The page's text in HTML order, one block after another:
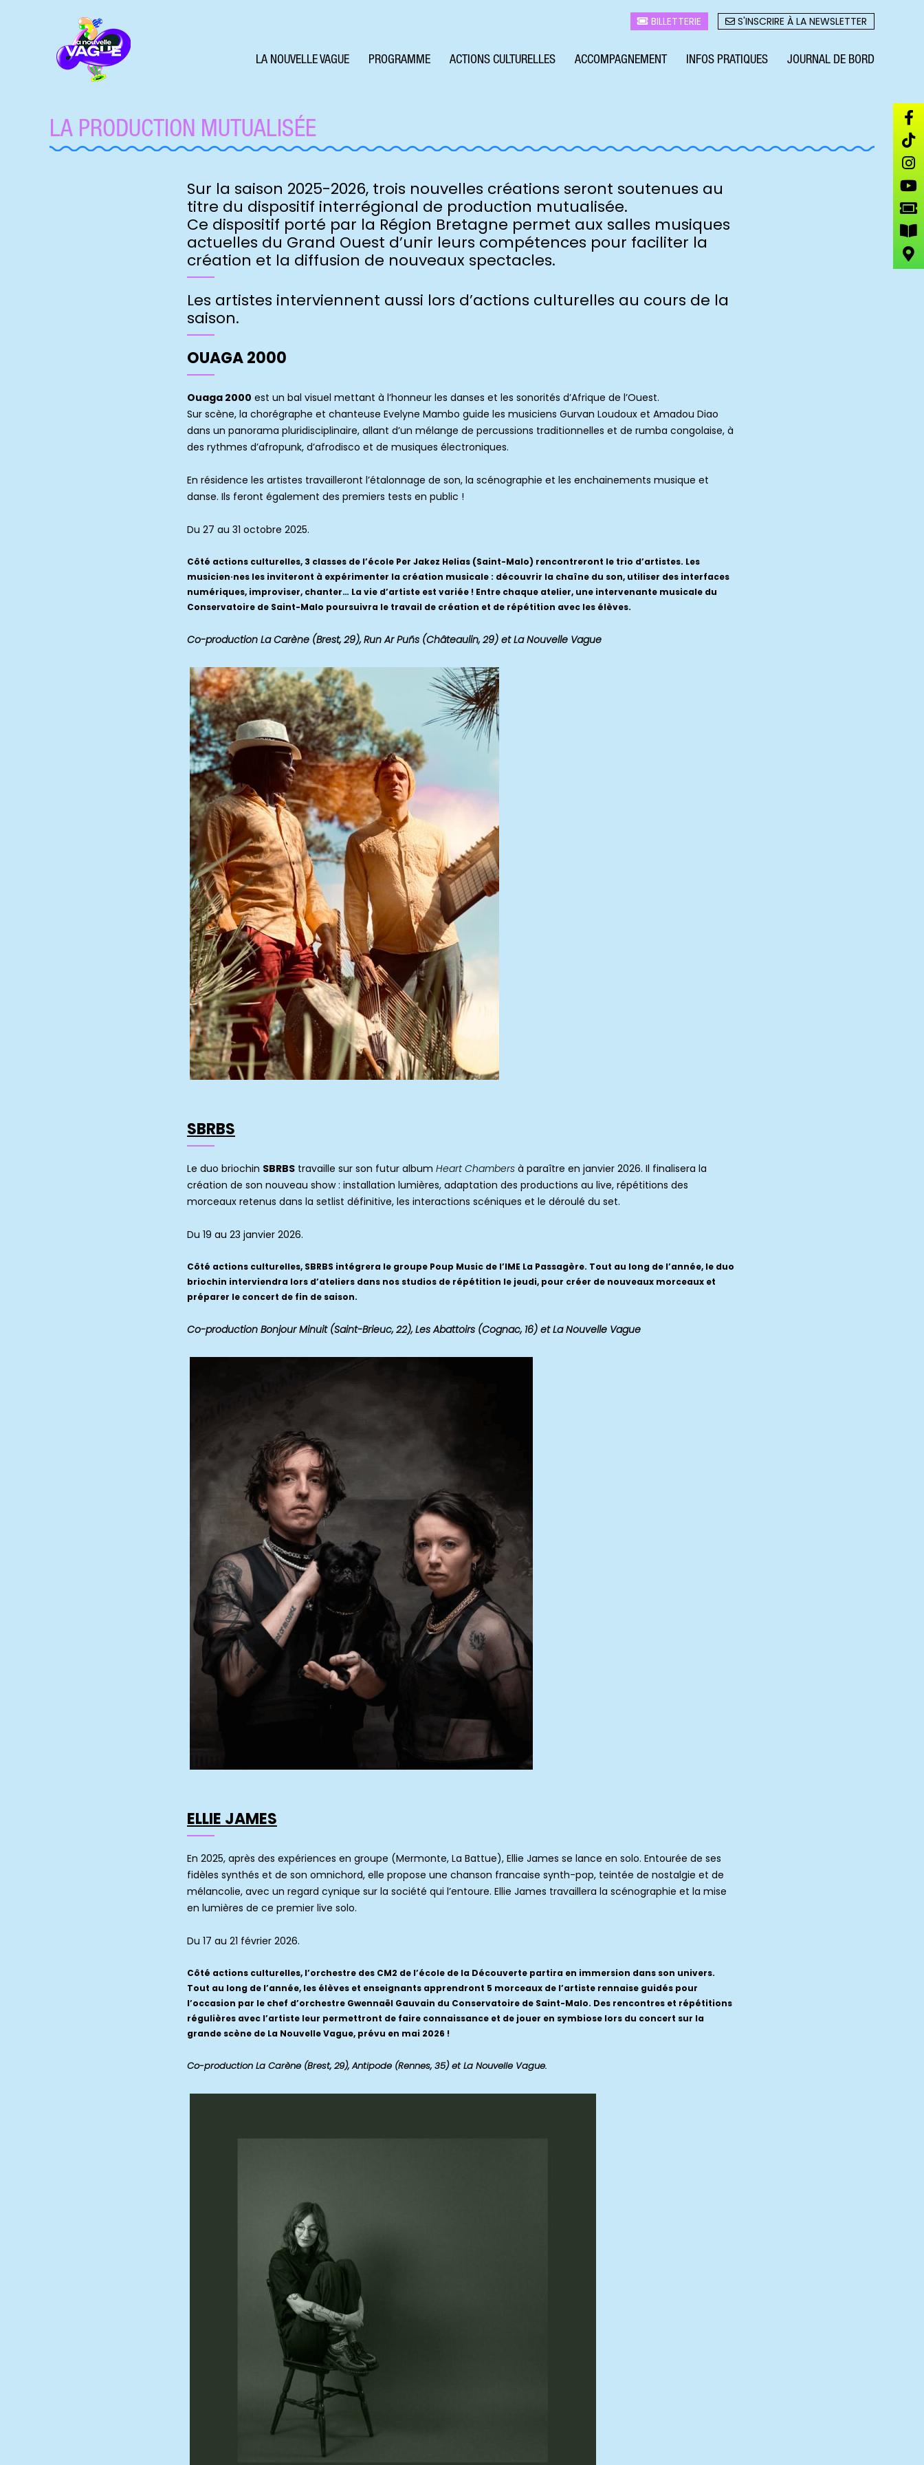
BILLETTERIE S'INSCRIRE À LA NEWSLETTER
LA NOUVELLE VAGUE PROGRAMME ACTIONS CULTURELLES ACCOMPAGNEMENT INFOS PRATIQUES JOURNAL DE BORD
LA PRODUCTION MUTUALISÉE
Sur la saison 2025-2026, trois nouvelles créations seront soutenues au
titre du dispositif interrégional de production mutualisée.
Ce dispositif porté par la Région Bretagne permet aux salles musiques
actuelles du Grand Ouest d’unir leurs compétences pour faciliter la
création et la diffusion de nouveaux spectacles.
Les artistes interviennent aussi lors d’actions culturelles au cours de la
saison.
OUAGA 2000
Ouaga 2000 est un bal visuel mettant à l’honneur les danses et les sonorités d’Afrique de l’Ouest.
Sur scène, la chorégraphe et chanteuse Evelyne Mambo guide les musiciens Gurvan Loudoux et Amadou Diao
dans un panorama pluridisciplinaire, allant d’un mélange de percussions traditionnelles et de rumba congolaise, à
des rythmes d’afropunk, d’afrodisco et de musiques électroniques.
En résidence les artistes travailleront l’étalonnage de son, la scénographie et les enchainements musique et
danse. Ils feront également des premiers tests en public !
Du 27 au 31 octobre 2025.
Côté actions culturelles, 3 classes de l’école Per Jakez Helias (Saint-Malo) rencontreront le trio d’artistes. Les
musicien·nes les inviteront à expérimenter la création musicale : découvrir la chaîne du son, utiliser des interfaces
numériques, improviser, chanter… La vie d’artiste est variée ! Entre chaque atelier, une intervenante musicale du
Conservatoire de Saint-Malo poursuivra le travail de création et de répétition avec les élèves.
Co-production La Carène (Brest, 29), Run Ar Puñs (Châteaulin, 29) et La Nouvelle Vague
SBRBS
Le duo briochin SBRBS travaille sur son futur album Heart Chambers à paraître en janvier 2026. Il finalisera la
création de son nouveau show : installation lumières, adaptation des productions au live, répétitions des
morceaux retenus dans la setlist définitive, les interactions scéniques et le déroulé du set.
Du 19 au 23 janvier 2026.
Côté actions culturelles, SBRBS intégrera le groupe Poup Music de l’IME La Passagère. Tout au long de l’année, le duo
briochin interviendra lors d’ateliers dans nos studios de répétition le jeudi, pour créer de nouveaux morceaux et
préparer le concert de fin de saison.
Co-production Bonjour Minuit (Saint-Brieuc, 22), Les Abattoirs (Cognac, 16) et La Nouvelle Vague
ELLIE JAMES
En 2025, après des expériences en groupe (Mermonte, La Battue), Ellie James se lance en solo. Entourée de ses
fidèles synthés et de son omnichord, elle propose une chanson francaise synth-pop, teintée de nostalgie et de
mélancolie, avec un regard cynique sur la société qui l’entoure. Ellie James travaillera la scénographie et la mise
en lumières de ce premier live solo.
Du 17 au 21 février 2026.
Côté actions culturelles, l’orchestre des CM2 de l’école de la Découverte partira en immersion dans son univers.
Tout au long de l’année, les élèves et enseignants apprendront 5 morceaux de l’artiste rennaise guidés pour
l’occasion par le chef d’orchestre Gwennaël Gauvain du Conservatoire de Saint-Malo. Des rencontres et répétitions
régulières avec l’artiste leur permettront de faire connaissance et de jouer en symbiose lors du concert sur la
grande scène de La Nouvelle Vague, prévu en mai 2026 !
Co-production La Carène (Brest, 29), Antipode (Rennes, 35) et La Nouvelle Vague.